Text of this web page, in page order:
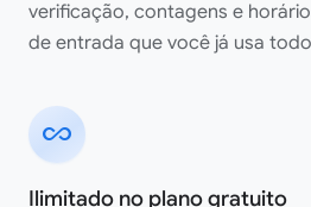
verificação, contagens e
de entrada que você já usa
all_inclusive
Ilimitado no plano gratuito
App ótimo!! Funciona